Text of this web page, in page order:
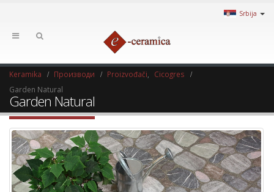
Srbija
Keramika Производи Proizvođači
Cicogres
Garden Natural
Garden Natural